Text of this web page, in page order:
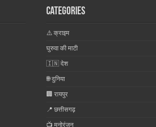
Categories
⚠️ क्राइम
घुरुवा की माटी
🇮🇳 देश
🌐 दुनिया
🏢 रायपुर
📍 छत्तीसगढ़
📺 मनोरंजन